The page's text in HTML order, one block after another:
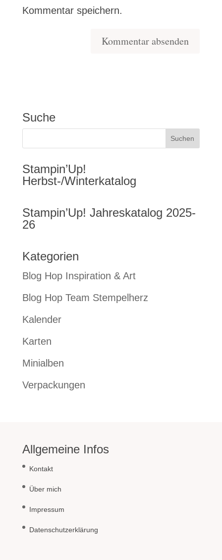
Kommentar speichern.
Suche
Stampin’Up!
Herbst-/Winterkatalog
Stampin’Up! Jahreskatalog 2025-
26
Kategorien
Blog Hop Inspiration & Art
Blog Hop Team Stempelherz
Kalender
Karten
Minialben
Verpackungen
Allgemeine Infos
Kontakt
Über mich
Impressum
Datenschutzerklärung